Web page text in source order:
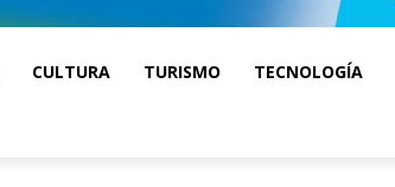
CULTURA TURISMO TECNOLOGÍA